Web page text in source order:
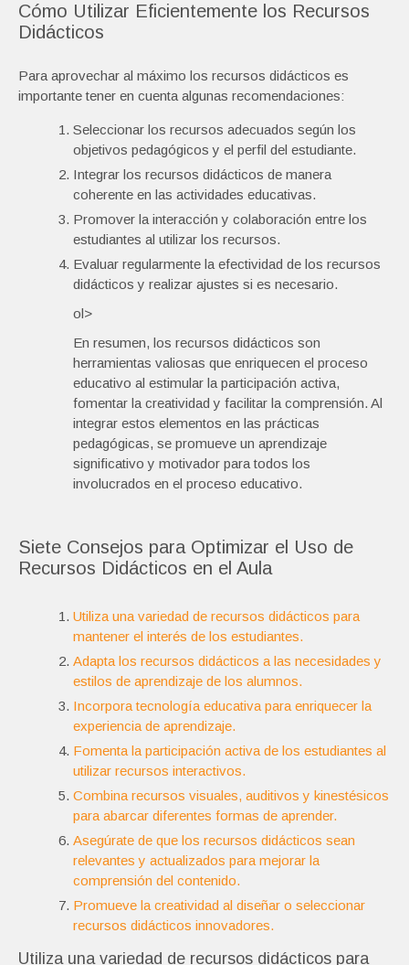
Cómo Utilizar Eficientemente los Recursos
Didácticos
Para aprovechar al máximo los recursos didácticos es
importante tener en cuenta algunas recomendaciones:
Seleccionar los recursos adecuados según los
objetivos pedagógicos y el perfil del estudiante.
Integrar los recursos didácticos de manera
coherente en las actividades educativas.
Promover la interacción y colaboración entre los
estudiantes al utilizar los recursos.
Evaluar regularmente la efectividad de los recursos
didácticos y realizar ajustes si es necesario.
ol>
En resumen, los recursos didácticos son
herramientas valiosas que enriquecen el proceso
educativo al estimular la participación activa,
fomentar la creatividad y facilitar la comprensión. Al
integrar estos elementos en las prácticas
pedagógicas, se promueve un aprendizaje
significativo y motivador para todos los
involucrados en el proceso educativo.
Siete Consejos para Optimizar el Uso de
Recursos Didácticos en el Aula
Utiliza una variedad de recursos didácticos para
mantener el interés de los estudiantes.
Adapta los recursos didácticos a las necesidades y
estilos de aprendizaje de los alumnos.
Incorpora tecnología educativa para enriquecer la
experiencia de aprendizaje.
Fomenta la participación activa de los estudiantes al
utilizar recursos interactivos.
Combina recursos visuales, auditivos y kinestésicos
para abarcar diferentes formas de aprender.
Asegúrate de que los recursos didácticos sean
relevantes y actualizados para mejorar la
comprensión del contenido.
Promueve la creatividad al diseñar o seleccionar
recursos didácticos innovadores.
Utiliza una variedad de recursos didácticos para